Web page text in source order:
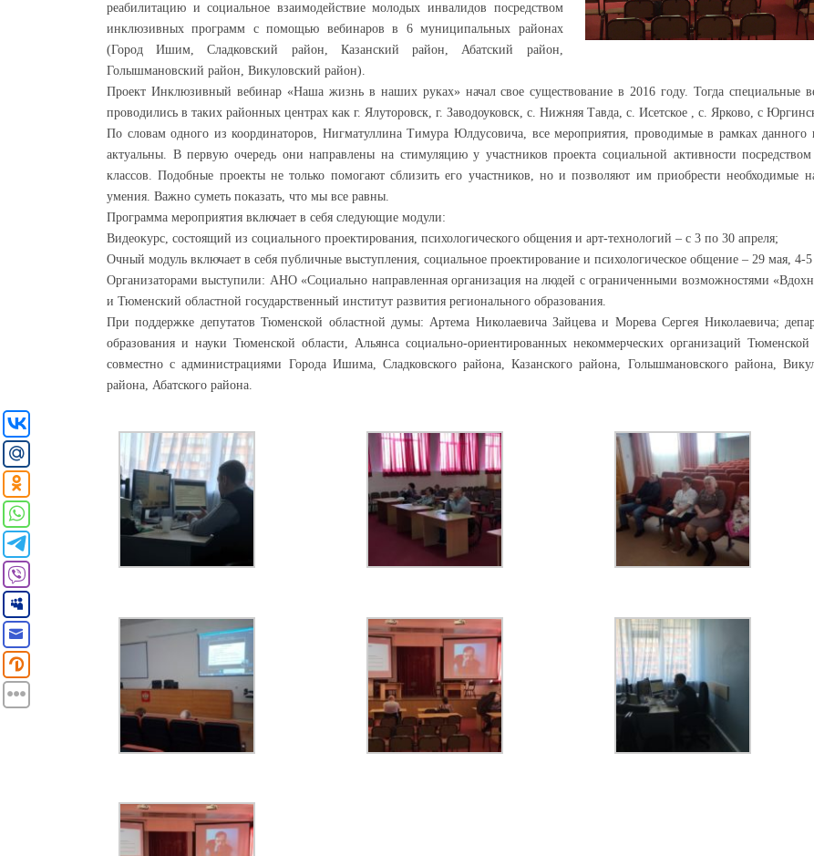
реабилитацию и социальное взаимодействие молодых инвалидов посредством
инклюзивных программ с помощью вебинаров в 6 муниципальных районах
(Город Ишим, Сладковский район, Казанский район, Абатский район,
Голышмановский район, Викуловский район).
Проект Инклюзивный вебинар «Наша жизнь в наших руках» начал свое существование в 2016 году. Тогда специальные
проводились в таких районных центрах как г. Ялуторовск, г. Заводоуковск, с. Нижняя Тавда, с. Исетское , с. Ярково, с
По словам одного из координаторов, Нигматуллина Тимура Юлдусовича, все мероприятия, проводимые в рамках данного
актуальны. В первую очередь они направлены на стимуляцию у участников проекта социальной активности посредством
классов. Подобные проекты не только помогают сблизить его участников, но и позволяют им приобрести необходимые
умения. Важно суметь показать, что мы все равны.
Программа мероприятия включает в себя следующие модули:
Видеокурс, состоящий из социального проектирования, психологического общения и арт-технологий – с 3 по 30 апреля;
Очный модуль включает в себя публичные выступления, социальное проектирование и психологическое общение – 29 мая, 4-
Организаторами выступили: АНО «Социально направленная организация на людей с ограниченными возможностями
и Тюменский областной государственный институт развития регионального образования.
При поддержке депутатов Тюменской областной думы: Артема Николаевича Зайцева и Морева Сергея Николаевича;
образования и науки Тюменской области, Альянса социально-ориентированных некоммерческих организаций Тюменской
совместно с администрациями Города Ишима, Сладковского района, Казанского района, Голышмановского района,
района, Абатского района.